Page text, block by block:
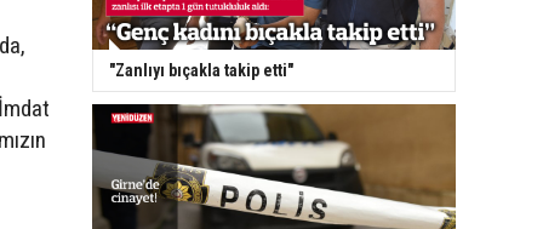
"Zanlıyı bıçakla takip etti"